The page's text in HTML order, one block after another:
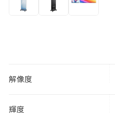
解像度
輝度